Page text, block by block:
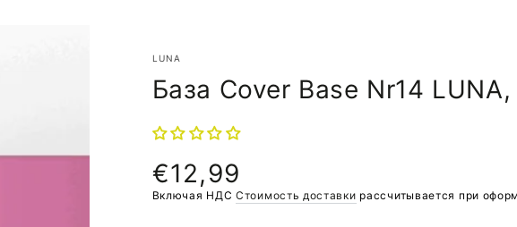
LUNA
База Cover Base Nr14
Обычная
цена
€12,99
Включая НДС Стоимость доставки рассчитывается при